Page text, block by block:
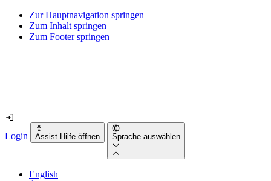
Zur Hauptnavigation springen
Zum Inhalt springen
Zum Footer springen
Login Assist Hilfe öffnen Sprache auswählen
English